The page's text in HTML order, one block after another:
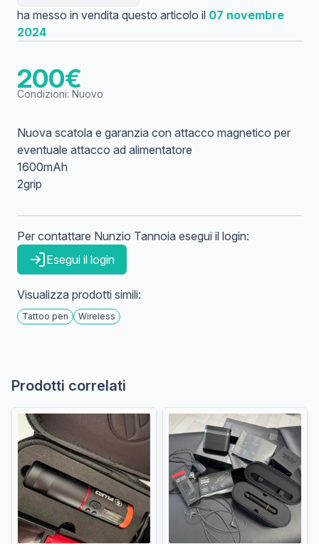
ha messo in vendita questo articolo il 07 novembre
2024
200€
Condizioni: Nuovo
Nuova scatola e garanzia con attacco magnetico per
eventuale attacco ad alimentatore
1600mAh
Per contattare Nunzio Tannoia esegui il login:
Esegui il login
Visualizza prodotti simili:
Tattoo pen Wireless
Prodotti correlati